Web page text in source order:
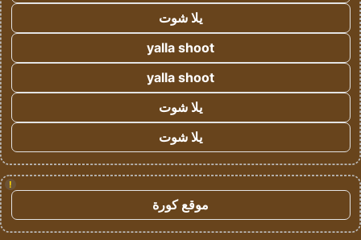
يلا شوت
yalla shoot
yalla shoot
يلا شوت
يلا شوت
!
موقع كورة